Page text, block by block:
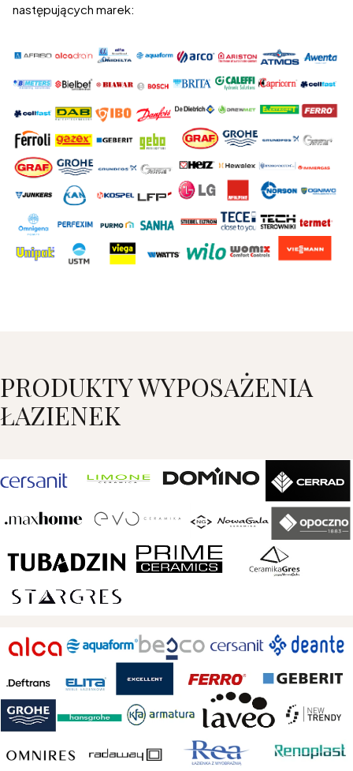
następujących marek:
PRODUKTY WYPOSAŻENIA
ŁAZIENEK